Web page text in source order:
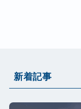
新着記事